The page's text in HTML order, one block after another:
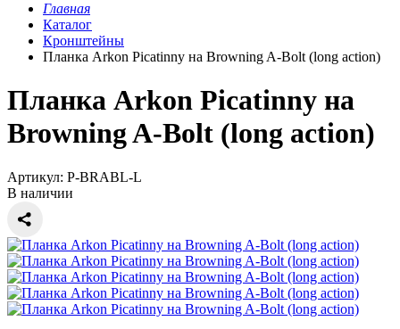
Главная
Каталог
Кронштейны
Планка Arkon Picatinny на Browning A-Bolt (long action)
Планка Arkon Picatinny на
Browning A-Bolt (long action)
Артикул: P-BRABL-L
В наличии